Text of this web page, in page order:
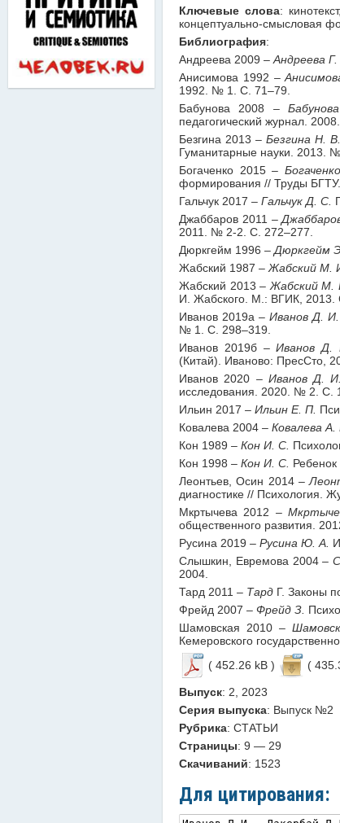
Ключевые слова:
концептуально-смысловая
Библиография:
Андреева 2009 – Андреева Г.
Анисимова 1992 –
1992. № 1. С. 71–79.
Бабунова 2008 –
педагогический журнал.
Безгина 2013 – Безгина Н. В.
Гуманитарные науки. 2013.
Богаченко 2015–
формирования // Труды
Гальчук 2017 – Гальчук Д. С.
Джаббаров 2011 –
2011. № 2-2. С. 272–277.
Дюркгейм 1996 – Дюркгейм
Жабский 1987 – Жабский М.
Жабский 2013 – Жабский М.
И. Жабского. М.: ВГИК, 2013.
Иванов 2019а – Иванов Д. И.
№ 1. С. 298–319.
Иванов 2019б– Иванов Д.
(Китай). Иваново: ПресСто,
Иванов 2020 – Иванов Д. И.
исследования. 2020. № 2. С.
Ильин 2017 – Ильин Е. П.
Ковалева 2004 – Ковалева А.
Кон 1989 – Кон И. С.
Кон 1998 – Кон И. С.
Леонтьев, Осин 2014–
диагностике // Психология.
Мкртычева 2012 –
общественного развития.
Русина 2019 – Русина Ю. А.
Слышкин, Евремова 2004–
2004.
Тард 2011 – Тард Г. Законы
Фрейд 2007 – Фрейд З.
Шамовская 2010–
Кемеровского
( 452.26 kB )
(
Выпуск: 2, 2023
Серия выпуска: Выпуск №2
Рубрика: СТАТЬИ
Страницы: 9 — 29
Скачиваний: 1523
Для цитирования: